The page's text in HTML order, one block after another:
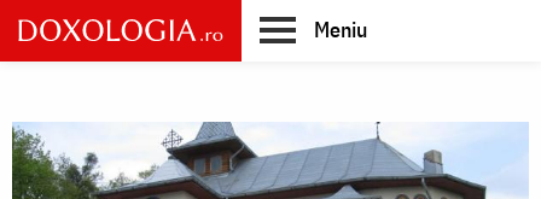
Skip
to
main
Meniu